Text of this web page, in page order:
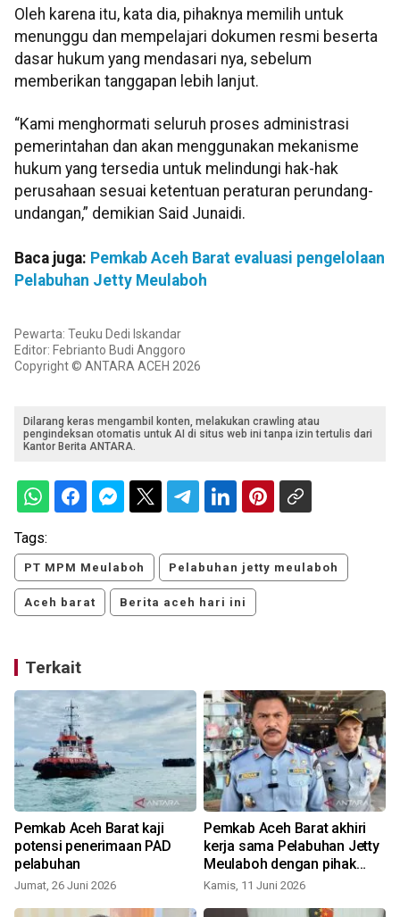
Oleh karena itu, kata dia, pihaknya memilih untuk
menunggu dan mempelajari dokumen resmi beserta
dasar hukum yang mendasari nya, sebelum
memberikan tanggapan lebih lanjut.
“Kami menghormati seluruh proses administrasi
pemerintahan dan akan menggunakan mekanisme
hukum yang tersedia untuk melindungi hak-hak
perusahaan sesuai ketentuan peraturan perundang-
undangan,” demikian Said Junaidi.
Baca juga: Pemkab Aceh Barat evaluasi pengelolaan
Pelabuhan Jetty Meulaboh
Pewarta: Teuku Dedi Iskandar
Editor: Febrianto Budi Anggoro
Copyright © ANTARA ACEH 2026
Dilarang keras mengambil konten, melakukan crawling atau
pengindeksan otomatis untuk AI di situs web ini tanpa izin tertulis dari
Kantor Berita ANTARA.
Tags:
PT MPM Meulaboh Pelabuhan jetty meulaboh
Aceh barat Berita aceh hari ini
Terkait
Pemkab Aceh Barat kaji
potensi penerimaan PAD
pelabuhan
Jumat, 26 Juni 2026
Pemkab Aceh Barat akhiri
kerja sama Pelabuhan Jetty
Meulaboh dengan pihak
ketiga, ini alasannya
Kamis, 11 Juni 2026